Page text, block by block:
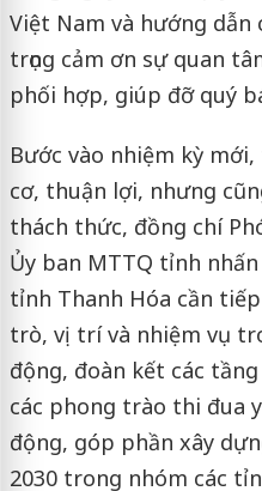
Việt Nam và hướng
trọng cảm ơn sự quan
phối hợp, giúp đỡ quý
Bước vào nhiệm kỳ
cơ, thuận lợi, nhưng
thách thức, đồng chí
Ủy ban MTTQ tỉnh
tỉnh Thanh Hóa cần
trò, vị trí và nhiệm vụ
động, đoàn kết các
các phong trào thi đua
động, góp phần xây
2030 trong nhóm các